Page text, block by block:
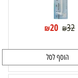
₪32
₪20
הוסף לסל